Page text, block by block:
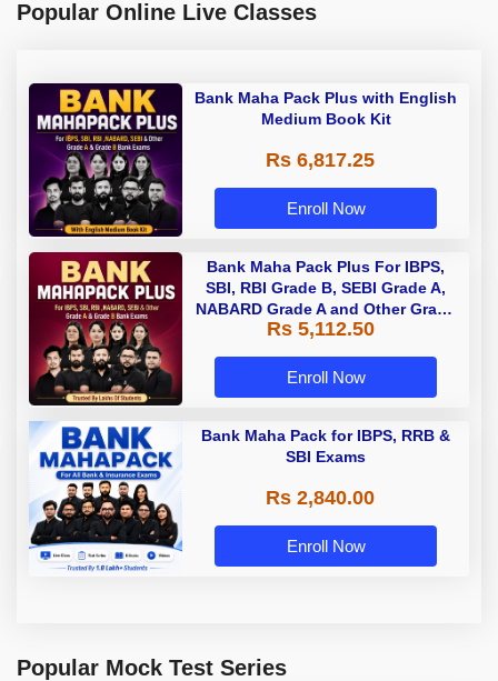
Popular Online Live Classes
Bank Maha Pack Plus with English
Medium Book Kit
Rs 6,817.25
Enroll Now
Bank Maha Pack Plus For IBPS,
SBI, RBI Grade B, SEBI Grade A,
NABARD Grade A and Other Grade
A & Grade B Bank Exams
Rs 5,112.50
Enroll Now
Bank Maha Pack for IBPS, RRB &
SBI Exams
Rs 2,840.00
Enroll Now
Popular Mock Test Series